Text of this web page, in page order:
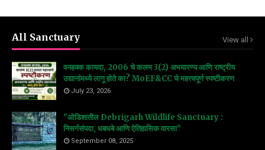
All Sanctuary View all
वनहक्क कायदा, 2006 चे कलम 3(2) अभयारण्य आणि राष्ट्रीय
उद्यानांमध्ये लागू होते का? MoEF&CC चे महत्त्वपूर्ण स्पष्टीकरण
July 23, 2026
"ओडिशातील Debrigarh Wildlife Sanctuary :
निसर्गसंपदा, धबधबे आणि ऐतिहासिक वारसा"
September 08, 2025